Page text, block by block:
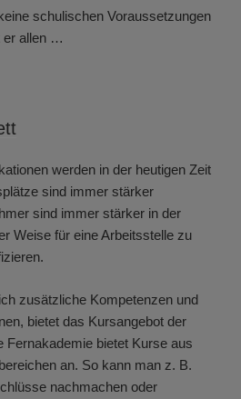
schulischen Voraussetzungen
er allen …
werden in der heutigen Zeit
sind immer stärker
sind immer stärker in der
Weise für eine Arbeitsstelle zu
zusätzliche Kompetenzen und
bietet das Kursangebot der
Fernakademie bietet Kurse aus
an. So kann man z. B.
nachmachen oder